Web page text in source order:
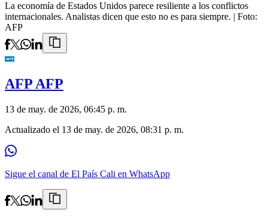
La economía de Estados Unidos parece resiliente a los conflictos
internacionales. Analistas dicen que esto no es para siempre. | Foto:
AFP
AFP AFP
13 de may. de 2026, 06:45 p. m.
Actualizado el 13 de may. de 2026, 08:31 p. m.
Sigue el canal de El País Cali en WhatsApp